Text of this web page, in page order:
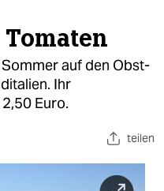
auf den Obst-
Ihr
Euro.
teilen